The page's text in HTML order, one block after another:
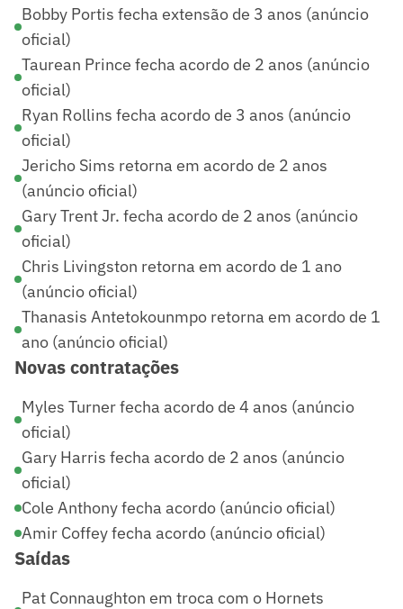
Bobby Portis fecha extensão de 3 anos (anúncio
oficial)
Taurean Prince fecha acordo de 2 anos (anúncio
oficial)
Ryan Rollins fecha acordo de 3 anos (anúncio
oficial)
Jericho Sims retorna em acordo de 2 anos
(anúncio oficial)
Gary Trent Jr. fecha acordo de 2 anos (anúncio
oficial)
Chris Livingston retorna em acordo de 1 ano
(anúncio oficial)
Thanasis Antetokounmpo retorna em acordo de 1
ano (anúncio oficial)
Novas contratações
Myles Turner fecha acordo de 4 anos (anúncio
oficial)
Gary Harris fecha acordo de 2 anos (anúncio
oficial)
Cole Anthony fecha acordo (anúncio oficial)
Amir Coffey fecha acordo (anúncio oficial)
Saídas
Pat Connaughton em troca com o Hornets